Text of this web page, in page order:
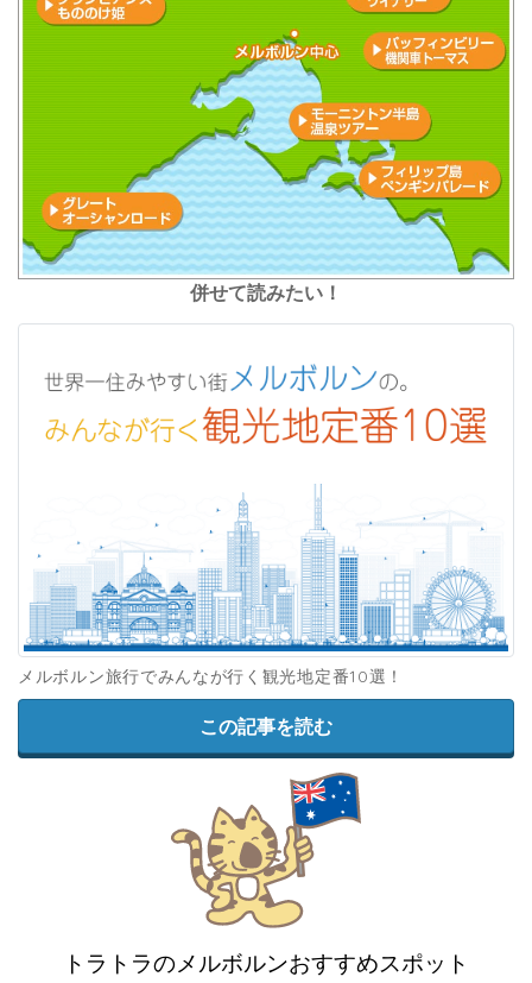
併せて読みたい！
メルボルン旅行でみんなが行く観光地定番10選！
この記事を読む
トラトラのメルボルンおすすめスポット